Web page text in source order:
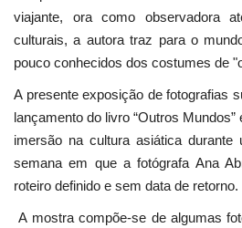
viajante, ora como observadora
culturais, a autora traz para o
pouco conhecidos dos costumes de
A presente exposição de fotografias
lançamento do livro “Outros
imersão na cultura asiática
semana em que a fotógrafa Ana
roteiro definido e sem data de retorno.
A mostra compõe-se de algumas